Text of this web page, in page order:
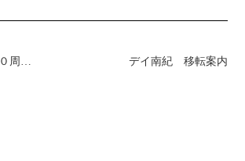
ケアハウス南紀３０周年特別食 デイ南紀 移転案内